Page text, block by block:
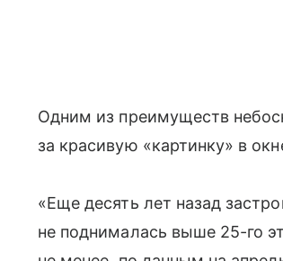
Одним из преимуществ
за красивую «картинку» в
«Еще десять лет назад
не поднималась выше 25-го